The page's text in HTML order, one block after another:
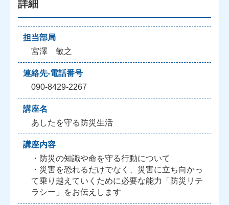
詳細
担当部局
宮澤 敏之
連絡先-電話番号
090-8429-2267
講座名
あしたを守る防災生活
講座内容
・防災の知識や命を守る行動について
・災害を恐れるだけでなく、災害に立ち向かっ
て乗り越えていくために必要な能力「防災リテ
ラシー」をお伝えします